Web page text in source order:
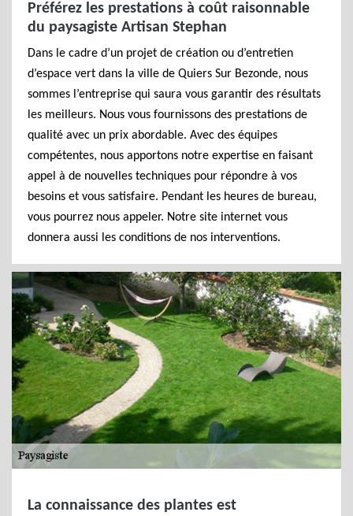
Préférez les prestations à coût raisonnable
du paysagiste Artisan Stephan
Dans le cadre d’un projet de création ou d’entretien
d’espace vert dans la ville de Quiers Sur Bezonde, nous
sommes l’entreprise qui saura vous garantir des résultats
les meilleurs. Nous vous fournissons des prestations de
qualité avec un prix abordable. Avec des équipes
compétentes, nous apportons notre expertise en faisant
appel à de nouvelles techniques pour répondre à vos
besoins et vous satisfaire. Pendant les heures de bureau,
vous pourrez nous appeler. Notre site internet vous
donnera aussi les conditions de nos interventions.
La connaissance des plantes est